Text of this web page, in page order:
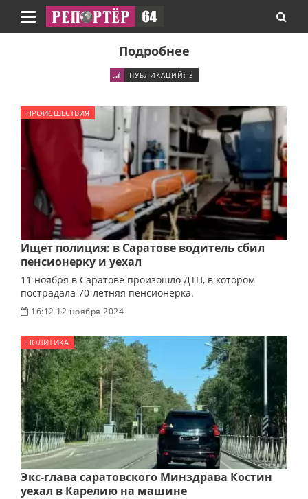
Навигация
Подробнее
ПУБЛИКАЦИЙ: 3
ПРОИСШЕСТВИЯ
Ищет полиция: в Саратове водитель сбил
пенсионерку и уехал
11 ноября в Саратове произошло ДТП, в котором
пострадала 70-летняя пенсионерка.
16:12 12 ноября 2024
ПОЛИТИКА
Экс-глава саратовского Минздрава Костин
уехал в Карелию на машине